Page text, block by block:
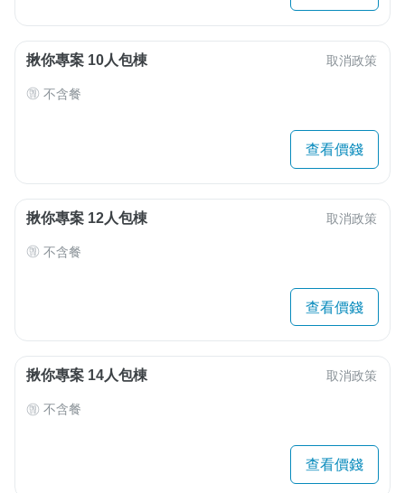
揪你專案 10人包棟 取消政策
不含餐
查看價錢
揪你專案 12人包棟 取消政策
不含餐
查看價錢
揪你專案 14人包棟 取消政策
不含餐
查看價錢